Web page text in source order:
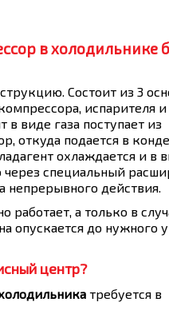
в холодильнике
Состоит из 3
испарителя и
в виде газа поступает из
откуда подается в
охлаждается и в
специальный
непрерывного действия.
работает, а только в
опускается до нужного
центр?
требуется в